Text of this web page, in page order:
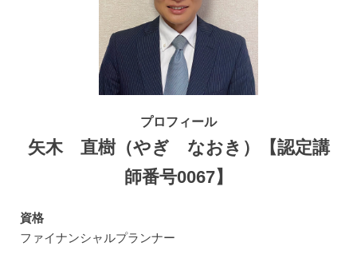
プロフィール
矢木 直樹（やぎ なおき）【認定講
師番号0067】
資格
ファイナンシャルプランナー